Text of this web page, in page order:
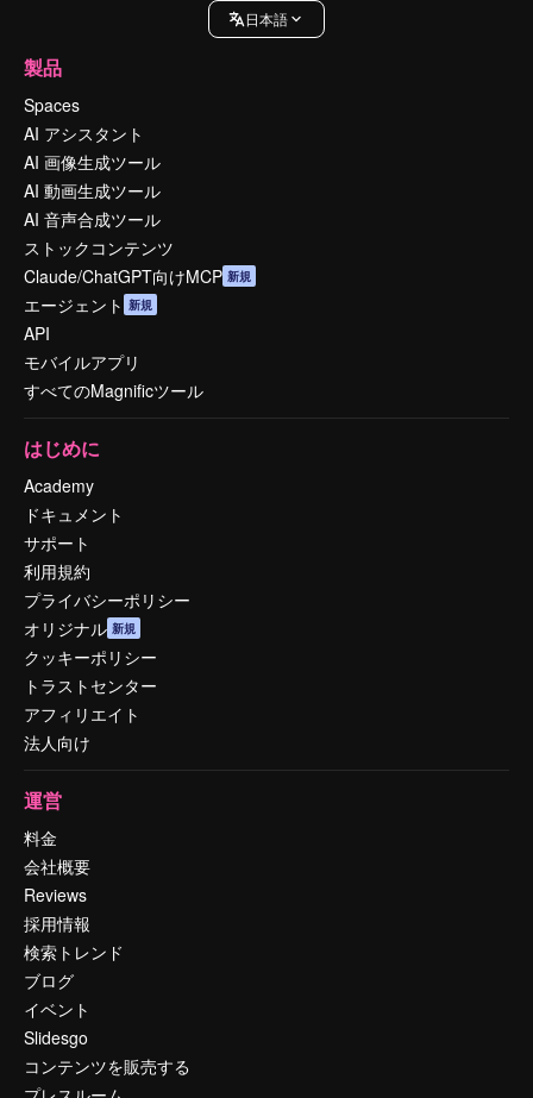
日本語
製品
Spaces
AI アシスタント
AI 画像生成ツール
AI 動画生成ツール
AI 音声合成ツール
ストックコンテンツ
Claude/ChatGPT向けMCP 新規
エージェント 新規
API
モバイルアプリ
すべてのMagnificツール
はじめに
Academy
ドキュメント
サポート
利用規約
プライバシーポリシー
オリジナル 新規
クッキーポリシー
トラストセンター
アフィリエイト
法人向け
運営
料金
会社概要
Reviews
採用情報
検索トレンド
ブログ
イベント
Slidesgo
コンテンツを販売する